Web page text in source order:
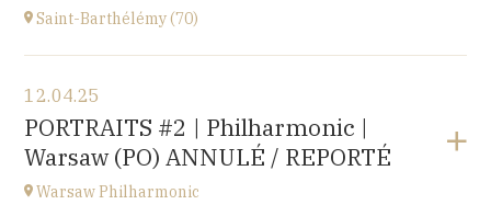
Saint-Barthélémy (70)
Gymnase,
1B Route de Ronchamp, 70270 Saint-Barthélemy
at15H
12.04.25
PORTRAITS #2 | Philharmonic |
Warsaw (PO) ANNULÉ / REPORTÉ
Warsaw Philharmonic